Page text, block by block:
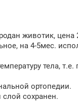
животик, цена
на 4-5мес.
тела,
ортопедии.
слой сохранен.